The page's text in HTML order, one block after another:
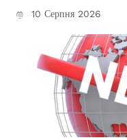
10 Серпня 2026